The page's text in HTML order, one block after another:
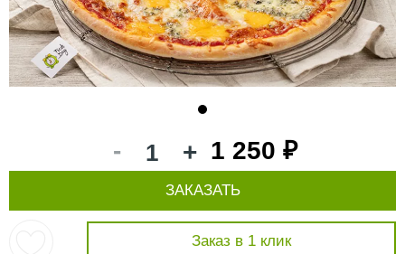
- + 1 250 ₽
Заказ в 1 клик
ЗАКАЗАТЬ